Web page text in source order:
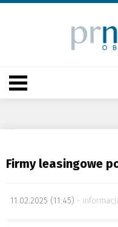
Firmy leasingowe
11.02.2025 (11:45)